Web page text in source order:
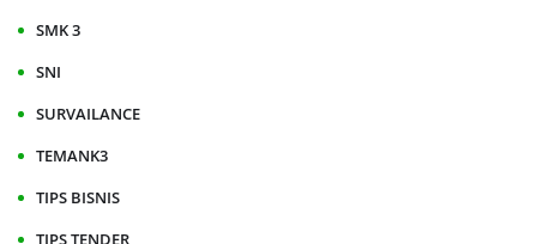
SMK 3
SNI
SURVAILANCE
TEMANK3
TIPS BISNIS
TIPS TENDER